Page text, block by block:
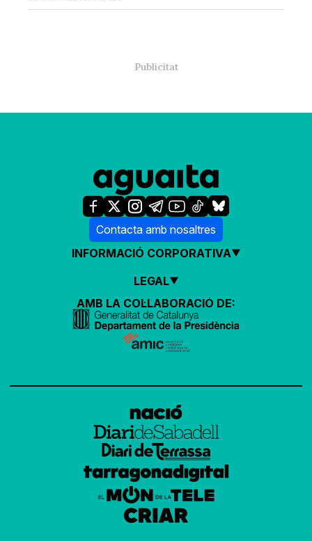
Contacta amb nosaltres
INFORMACIÓ CORPORATIVA
LEGAL
AMB LA COL·LABORACIÓ DE: